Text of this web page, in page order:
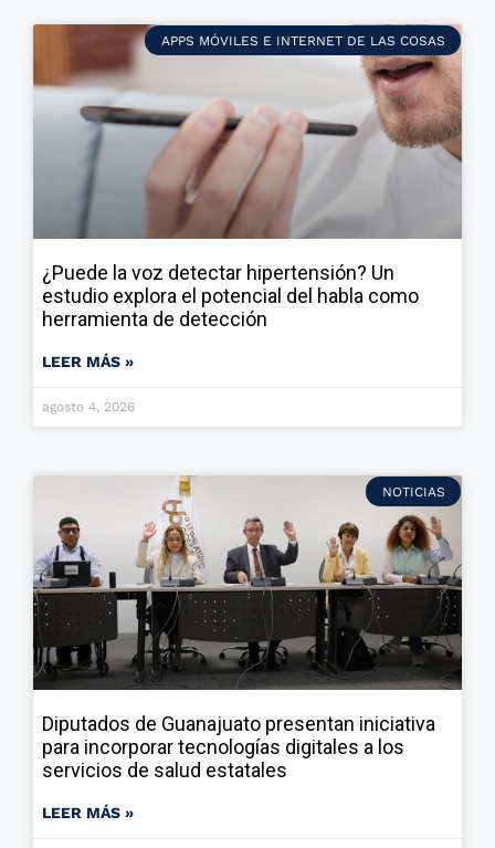
APPS MÓVILES E INTERNET DE LAS COSAS
¿Puede la voz detectar hipertensión? Un
estudio explora el potencial del habla como
herramienta de detección
LEER MÁS »
agosto 4, 2026
NOTICIAS
Diputados de Guanajuato presentan iniciativa
para incorporar tecnologías digitales a los
servicios de salud estatales
LEER MÁS »